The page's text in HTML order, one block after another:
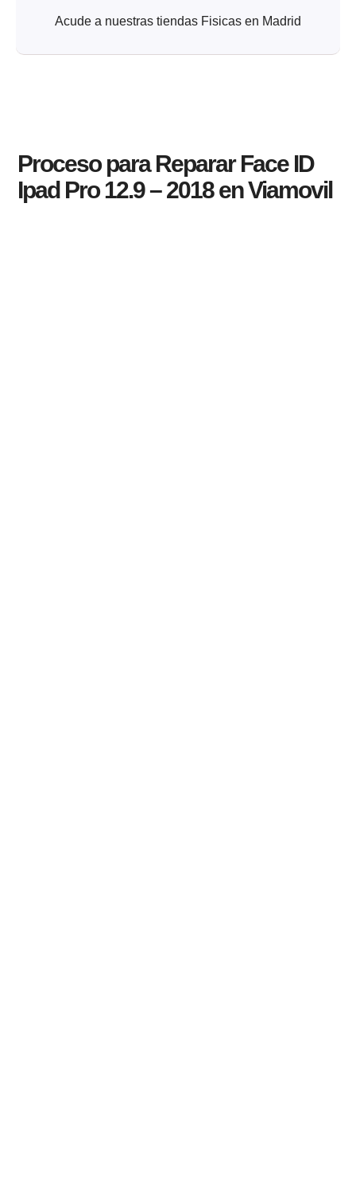
Acude a nuestras tiendas Fisicas en Madrid
Proceso para Reparar Face ID
Ipad Pro 12.9 – 2018 en Viamovil